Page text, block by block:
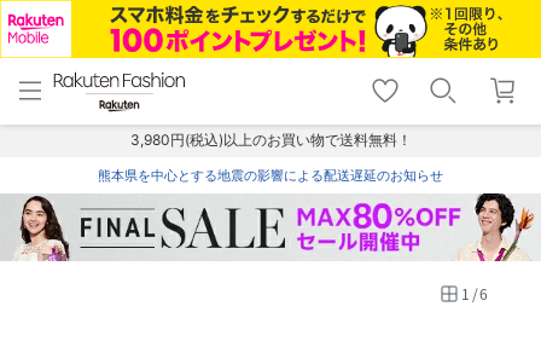
menu home
トップ
shopping_cart lock_outline
ログイン
3,980円(税込)以上のお買い物で送料無料！
熊本県を中心とする地震の影響による配送遅延のお知らせ
1 /6